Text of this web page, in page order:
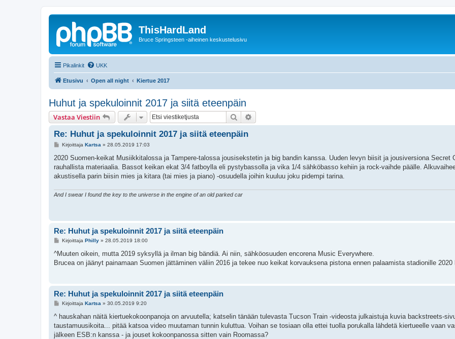
ThisHardLand
Bruce Springsteen -aiheinen keskustelusivu
Pikalinkit UKK
Etusivu Open all night Kiertue 2017
Huhut ja spekuloinnit 2017 ja siitä eteenpäin
Vastaa Viestiin Etsi
Re: Huhut ja spekuloinnit 2017 ja siitä eteenpäin
V
e
t
i
Kirjoittaja Kartsa » 28.05.2019 17:03
2020 Suomen-keikat Musiikkitalossa ja Tampere-talossa jousisekstetin ja big bandin kanssa. Uuden levyn biisit ja jousiversiona Secret
rauhallista materiaalia. Bassot keikan ekat 3/4 fatboylla eli pystybassolla ja vika 1/4 sähköbasso kehiin ja rock-vaihde päälle.
akustisella parin biisin mies ja kitara (tai mies ja piano) -osuudella joihin kuuluu joku pidempi tarina.
And I swear I found the key to the universe in the engine of an old parked car
Re: Huhut ja spekuloinnit 2017 ja siitä eteenpäin
V
e
t
Kirjoittaja Philly» 28.05.2019 18:00
^Muuten oikein, mutta 2019 syksyllä ja ilman big bändiä. Ai niin, sähköosuuden encorena Music Everywhere.
Brucea on jäänyt painamaan Suomen jättäminen väliin 2016 ja tekee nuo keikat korvauksena pistona ennen palaamista stadionille
Re: Huhut ja spekuloinnit 2017 ja siitä eteenpäin
V
e
t
i
Kirjoittaja Kartsa » 30.05.2019 9:20
^ hauskahan näitä kiertuekokoonpanoja on arvuutella; katselin tänään tulevasta Tucson Train -videosta julkaistuja kuvia backstreets-
taustamuusikoita... pitää katsoa video muutaman tunnin kuluttua. Voihan se tosiaan olla ettei tuolla porukalla lähdetä kiertueelle vaan
jälkeen ESB:n kanssa - ja jouset kokoonpanossa sitten vain Roomassa?